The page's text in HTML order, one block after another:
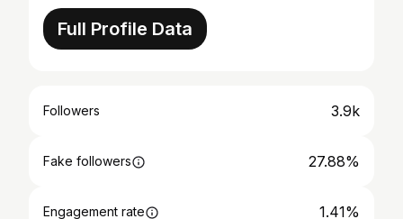
Full Profile Data
Followers 3.9k
Fake followers 27.88%
Engagement rate 1.41%